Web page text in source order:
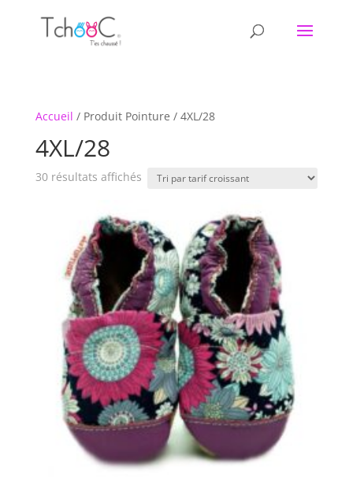
Accueil / Produit Pointure / 4XL/28
4XL/28
30 résultats affichésTrié
croissant